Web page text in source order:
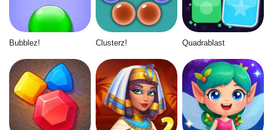
Bubblez! Clusterz! Quadrablast